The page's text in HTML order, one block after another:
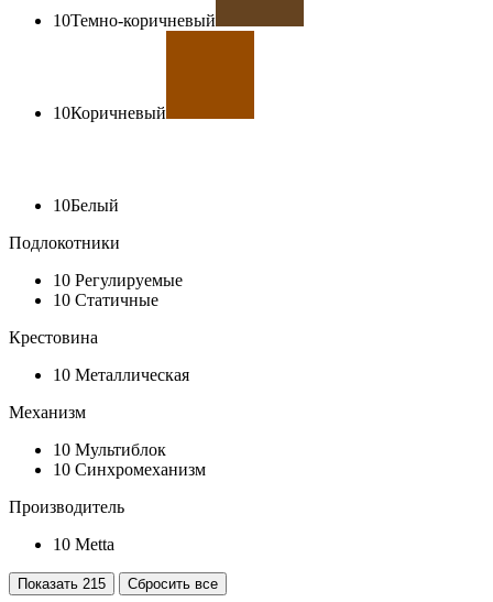
10Темно-коричневый
10Коричневый
10Белый
Подлокотники
10 Регулируемые
10 Статичные
Крестовина
10 Металлическая
Механизм
10 Мультиблок
10 Синхромеханизм
Производитель
10 Metta
Показать 215 Сбросить все